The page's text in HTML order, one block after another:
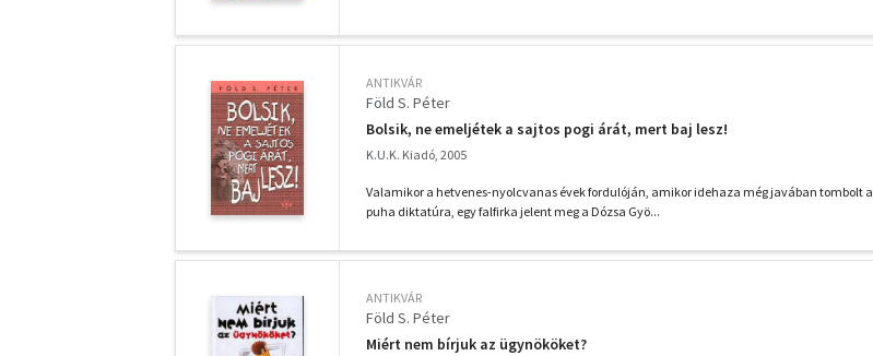
ANTIKVÁR
Föld S. Péter
Bolsik, ne emeljétek a sajtos pogi árát, mert baj lesz!
K.U.K. Kiadó, 2005
Valamikor a hetvenes-nyolcvanas évek fordulóján, amikor idehaza még javában tombolt a
puha diktatúra, egy falfirka jelent meg a Dózsa Gyö...
ANTIKVÁR
Föld S. Péter
Miért nem bírjuk az ügynököket?